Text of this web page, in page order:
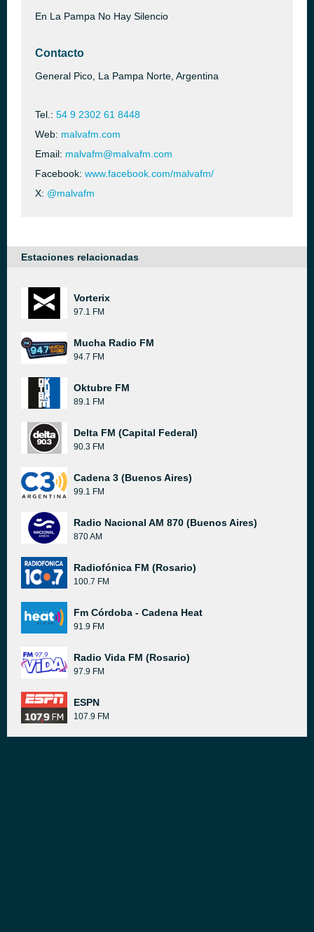
En La Pampa No Hay Silencio
Contacto
General Pico, La Pampa Norte, Argentina
Tel.: 54 9 2302 61 8448
Web: malvafm.com
Email: malvafm@malvafm.com
Facebook: www.facebook.com/malvafm/
X: @malvafm
Estaciones relacionadas
Vorterix
97.1 FM
Mucha Radio FM
94.7 FM
Oktubre FM
89.1 FM
Delta FM (Capital Federal)
90.3 FM
Cadena 3 (Buenos Aires)
99.1 FM
Radio Nacional AM 870 (Buenos Aires)
870 AM
Radiofónica FM (Rosario)
100.7 FM
Fm Córdoba - Cadena Heat
91.9 FM
Radio Vida FM (Rosario)
97.9 FM
ESPN
107.9 FM